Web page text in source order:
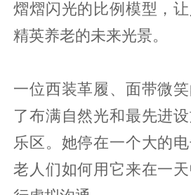
熠熠闪光的比例模型，
精英养老的未来光景。
一位西装革履、面带微
了布满自然光和最先进
乐区。她停在一个大的
老人们如何用它来在一